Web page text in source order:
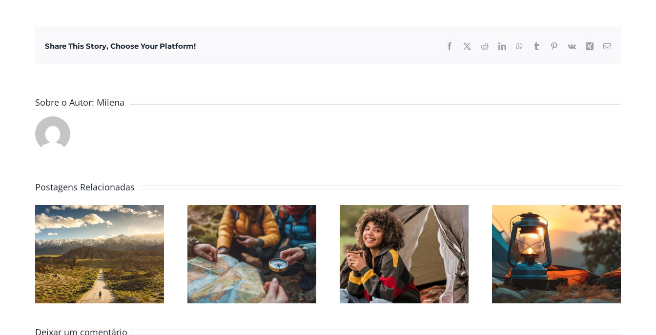
Share This Story, Choose Your Platform! Facebook RedditLinkedInWhatsApp
Tumblr Pinterest
Vk Xing E-
Sobre o Autor: Milena
Postagens Relacionadas
Deixar um comentário